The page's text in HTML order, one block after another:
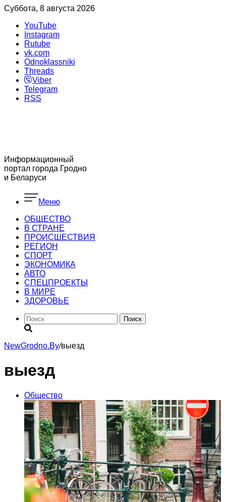
Суббота, 8 августа 2026
YouTube
Instagram
Rutube
vk.com
Odnoklassniki
Threads
Viber
Telegram
RSS
Информационный
портал города Гродно
и Беларуси
Меню
ОБЩЕСТВО
В СТРАНЕ
ПРОИСШЕСТВИЯ
РЕГИОН
CПОРТ
ЭКОНОМИКА
АВТО
СПЕЦПРОЕКТЫ
В МИРЕ
ЗДОРОВЬЕ
Поиск
NewGrodno.By/выезд
выезд
Общество